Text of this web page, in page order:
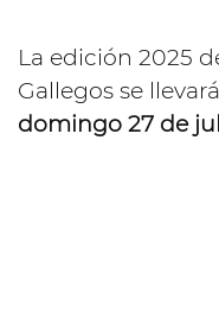
La edición 2025
Gallegos se
domingo 27 de